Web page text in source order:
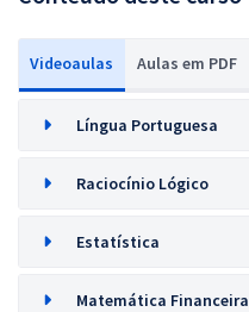
Videoaulas Aulas em PDF
Língua Portuguesa
Raciocínio Lógico
Estatística
Matemática Financeira